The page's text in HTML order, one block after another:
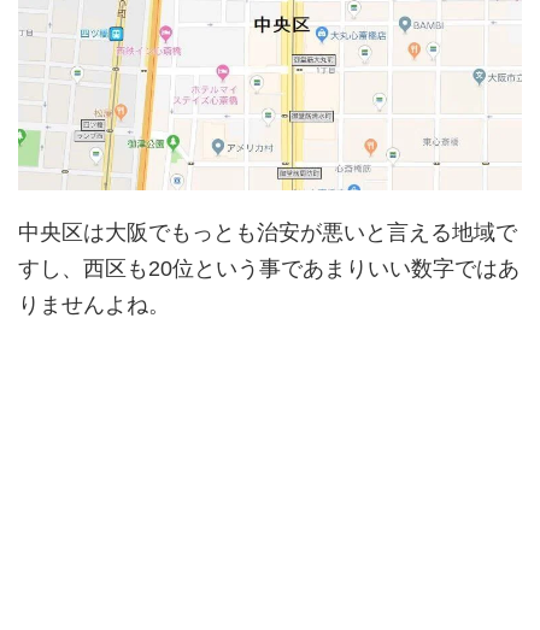
中央区は大阪でもっとも治安が悪いと言える地域で
すし、西区も20位という事であまりいい数字ではあ
りませんよね。